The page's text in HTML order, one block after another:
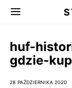
huf-
gdzie-
28 PAŹDZIERNIKA 2020